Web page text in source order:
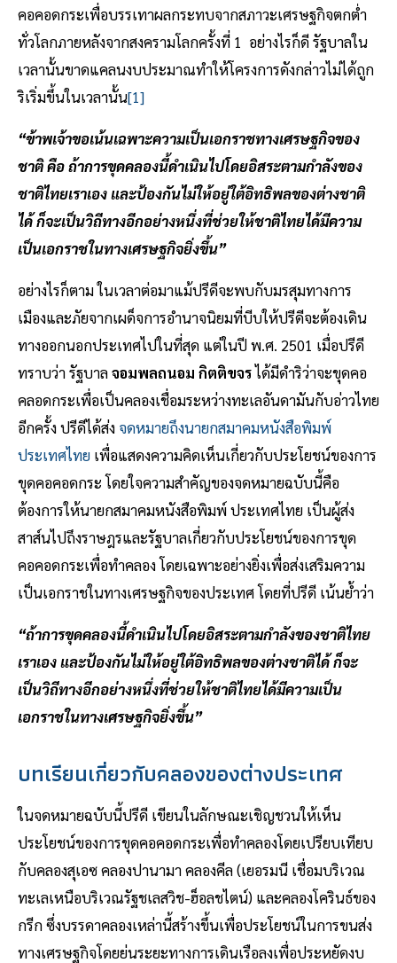
คอคอดกระเพื่อบรรเทาผลกระทบจากสภาวะเศรษฐกิจตกต่ำ
ทั่วโลกภายหลังจากสงครามโลกครั้งที่ 1 อย่างไรก็ดี รัฐบาลใน
เวลานั้นขาดแคลนงบประมาณทำให้โครงการดังกล่าวไม่ได้ถูก
ริเริ่มขึ้นในเวลานั้น[1]
“ข้าพเจ้าขอเน้นเฉพาะความเป็นเอกราชทางเศรษฐกิจของ
ชาติ คือ ถ้าการขุดคลองนี้ดำเนินไปโดยอิสระตามกำลังของ
ชาติไทยเราเอง และป้องกันไม่ให้อยู่ใต้อิทธิพลของต่างชาติ
ได้ ก็จะเป็นวิถีทางอีกอย่างหนึ่งที่ช่วยให้ชาติไทยได้มีความ
เป็นเอกราชในทางเศรษฐกิจยิ่งขึ้น”
อย่างไรก็ตาม ในเวลาต่อมาแม้ปรีดีจะพบกับมรสุมทางการ
เมืองและภัยจากเผด็จการอำนาจนิยมที่บีบให้ปรีดีจะต้องเดิน
ทางออกนอกประเทศไปในที่สุด แต่ในปี พ.ศ. 2501 เมื่อปรีดี
ทราบว่า รัฐบาลจอมพลถนอม กิตติขจรได้มีดำริว่าจะขุดคอ
คลอดกระเพื่อเป็นคลองเชื่อมระหว่างทะเลอันดามันกับอ่าวไทย
อีกครั้ง ปรีดีได้ส่ง จดหมายถึงนายกสมาคมหนังสือพิมพ์
ประเทศไทย เพื่อแสดงความคิดเห็นเกี่ยวกับประโยชน์ของการ
ขุดคอคอดกระ โดยใจความสำคัญของจดหมายฉบับนี้คือ
ต้องการให้นายกสมาคมหนังสือพิมพ์ ประเทศไทย เป็นผู้ส่ง
สาส์นไปถึงราษฎรและรัฐบาลเกี่ยวกับประโยชน์ของการขุด
คอคอดกระเพื่อทำคลอง โดยเฉพาะอย่างยิ่งเพื่อส่งเสริมความ
เป็นเอกราชในทางเศรษฐกิจของประเทศ โดยที่ปรีดี เน้นย้ำว่า
“ถ้าการขุดคลองนี้ดำเนินไปโดยอิสระตามกำลังของชาติไทย
เราเอง และป้องกันไม่ให้อยู่ใต้อิทธิพลของต่างชาติได้ ก็จะ
เป็นวิถีทางอีกอย่างหนึ่งที่ช่วยให้ชาติไทยได้มีความเป็น
เอกราชในทางเศรษฐกิจยิ่งขึ้น”
บทเรียนเกี่ยวกับคลองของต่างประเทศ
ในจดหมายฉบับนี้ปรีดี เขียนในลักษณะเชิญชวนให้เห็น
ประโยชน์ของการขุดคอคอดกระเพื่อทำคลองโดยเปรียบเทียบ
กับคลองสุเอซ คลองปานามา คลองคีล (เยอรมนี เชื่อมบริเวณ
ทะเลเหนือบริเวณรัฐชเลสวิช-ฮ็อลชไตน์) และคลองโครินธ์ของ
กรีก ซึ่งบรรดาคลองเหล่านี้สร้างขึ้นเพื่อประโยชน์ในการขนส่ง
ทางเศรษฐกิจโดยย่นระยะทางการเดินเรือลงเพื่อประหยัดงบ